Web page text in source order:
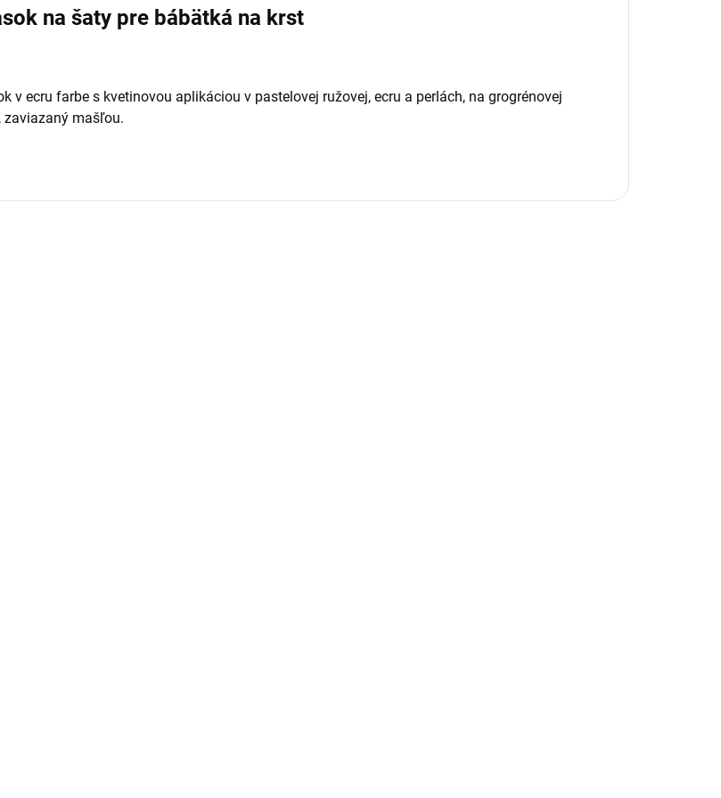
na šaty pre bábätká na krst
v ecru farbe s kvetinovou aplikáciou v pastelovej ružovej, ecru a perlách, na grogrénovej
zaviazaný mašľou.